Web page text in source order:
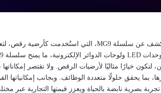
الكشف عن سلسلةMG9، التي استُخدمت كأرضية رقص،
وحداتLED ولوحات الدوائر الإلكترونية، ما يمنح سلسلة
ولا تقتصر
بما يحقق حلولًا متعددة الوظائف.